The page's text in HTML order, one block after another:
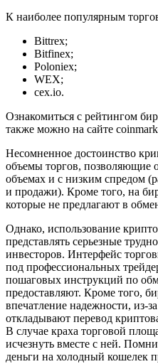
К наиболее популярным
Bittrex;
Bitfinex;
Poloniex;
WEX;
cex.io.
Ознакомиться с рейтингом
также можно на сайте
Несомненное достоинство
объемы торгов, позволяющие
объемах и с низким спредом
и продажи). Кроме того, на
которые не предлагают в
Однако, использование
представлять серьезные
инвесторов. Интерфейс
под профессиональных
пошаговых инструкций по
предоставляют. Кроме того,
впечатление надежности, из-
откладывают перевод
В случае краха торговой
исчезнуть вместе с ней.
деньги на холодный кошелек